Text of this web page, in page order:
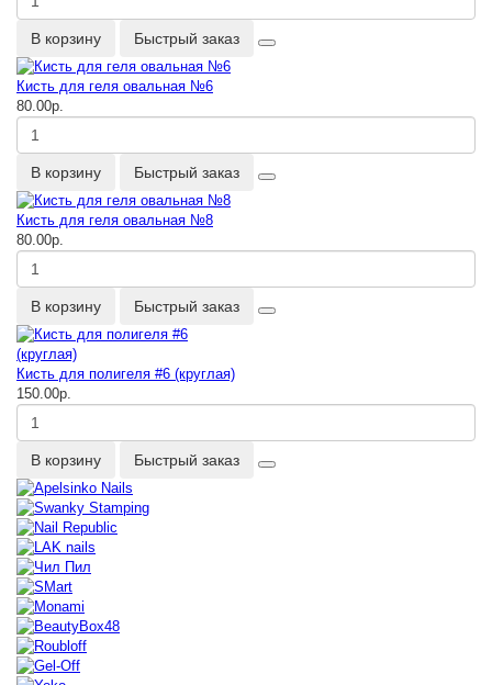
В корзину Быстрый заказ
Кисть для геля овальная №6
80.00р.
В корзину Быстрый заказ
Кисть для геля овальная №8
80.00р.
В корзину Быстрый заказ
Кисть для полигеля #6 (круглая)
150.00р.
В корзину Быстрый заказ